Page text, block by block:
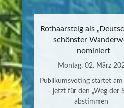
Rothaarsteig als
schönster
nominiert
Montag, 02. März
Publikumsvoting startet am
– jetzt für den „Weg der
abstimmen